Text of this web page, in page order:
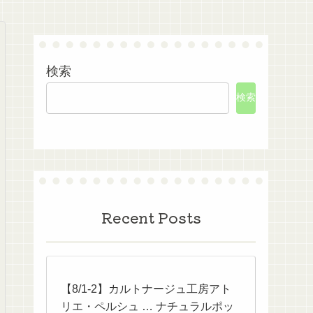
検索
検索
Recent Posts
【8/1-2】カルトナージュ工房アト
リエ・ペルシュ … ナチュラルポッ